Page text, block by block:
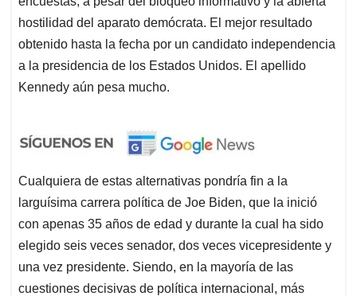
hostilidad del aparato demócrata. El mejor resultado
obtenido hasta la fecha por un candidato independencia
a la presidencia de los Estados Unidos. El apellido
Kennedy aún pesa mucho.
Cualquiera de estas alternativas pondría fin a la
larguísima carrera política de Joe Biden, que la inició
con apenas 35 años de edad y durante la cual ha sido
elegido seis veces senador, dos veces vicepresidente y
una vez presidente. Siendo, en la mayoría de las
cuestiones decisivas de política internacional, más